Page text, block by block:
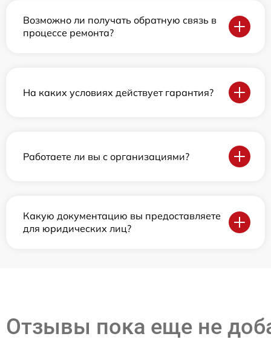
Возможно ли получать обратную связь в
процессе ремонта?
На каких условиях действует гарантия?
Работаете ли вы с организациями?
Какую документацию вы предоставляете
для юридических лиц?
Отзывы пока еще не